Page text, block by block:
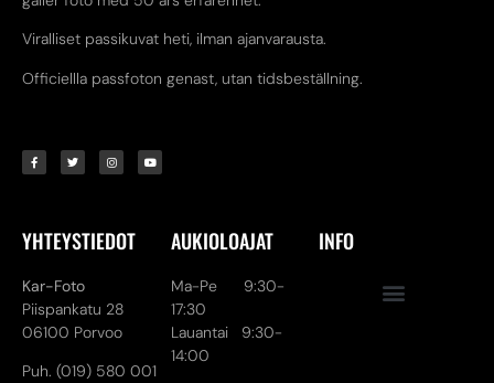
Viralliset passikuvat heti, ilman ajanvarausta.
Officiellla passfoton genast, utan tidsbeställning.
YHTEYSTIEDOT
Kar-Foto
Piispankatu 28
06100 Porvoo
Puh. (019) 580 001
AUKIOLOAJAT
Ma-Pe 9:30-
17:30
Lauantai 9:30-
14:00
INFO